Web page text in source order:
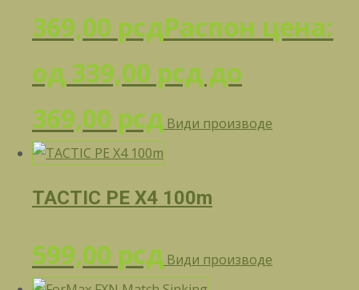
369,00 рсдРаспон цена:
од 339,00 рсд до
369,00 рсд Види производе
TACTIC PE X4 100m
599,00 рсд Види производе